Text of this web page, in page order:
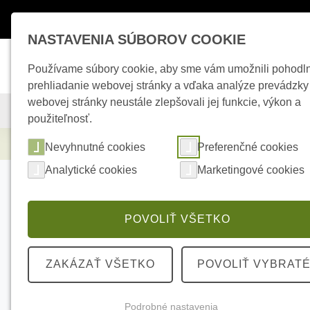
KAMEROVÉ SYSTÉMY ZABEZPEČOVACIE SYSTÉMY
Elektrické kúrenie HIKVISION DS-
NASTAVENIA SÚBOROV COOKIE
Používame súbory cookie, aby sme vám umožnili
prehliadanie webovej stránky a vďaka analýze prevádzky
webovej stránky neustále zlepšovali jej funkcie, výkon a
použiteľnosť.
Nevyhnutné cookies
Preferenčné cookies
Analytické cookies
Marketingové cookies
POVOLIŤ VŠETKO
ZAKÁZAŤ VŠETKO POVOLIŤ VYBRATÉ
Podrobné nastavenia